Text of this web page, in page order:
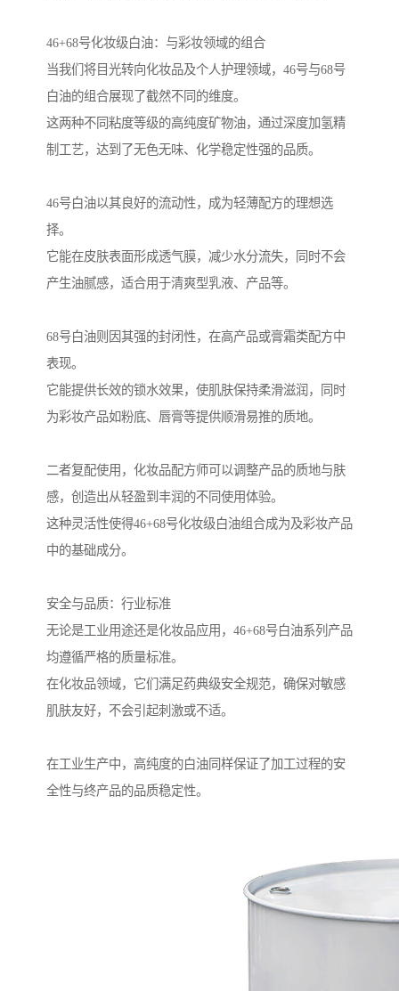
46+68号化妆级白油：与彩妆领域的组合
当我们将目光转向化妆品及个人护理领域，46号与68号
白油的组合展现了截然不同的维度。
这两种不同粘度等级的高纯度矿物油，通过深度加氢精
制工艺，达到了无色无味、化学稳定性强的品质。
46号白油以其良好的流动性，成为轻薄配方的理想选
择。
它能在皮肤表面形成透气膜，减少水分流失，同时不会
产生油腻感，适合用于清爽型乳液、产品等。
68号白油则因其强的封闭性，在高产品或膏霜类配方中
表现。
它能提供长效的锁水效果，使肌肤保持柔滑滋润，同时
为彩妆产品如粉底、唇膏等提供顺滑易推的质地。
二者复配使用，化妆品配方师可以调整产品的质地与肤
感，创造出从轻盈到丰润的不同使用体验。
这种灵活性使得46+68号化妆级白油组合成为及彩妆产品
中的基础成分。
安全与品质：行业标准
无论是工业用途还是化妆品应用，46+68号白油系列产品
均遵循严格的质量标准。
在化妆品领域，它们满足药典级安全规范，确保对敏感
肌肤友好，不会引起刺激或不适。
在工业生产中，高纯度的白油同样保证了加工过程的安
全性与终产品的品质稳定性。